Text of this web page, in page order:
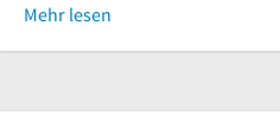
Mehr lesen